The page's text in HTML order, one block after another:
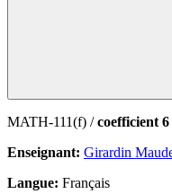
MATH-111(f) /coefficient 6
Enseignant: Girardin
Langue: Français